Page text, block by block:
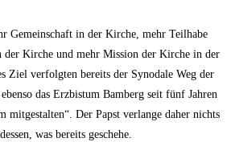
Gemein­schaft in der Kir­che, mehr Teil­ha­be
der Kir­che und mehr Mis­si­on der Kir­che in der
Ziel ver­folg­ten bereits der Syn­oda­le Weg der
das Erz­bis­tum Bam­berg seit fünf Jah­ren
mit­ge­stal­ten“. Der Papst ver­lan­ge daher nichts
was bereits geschehe.